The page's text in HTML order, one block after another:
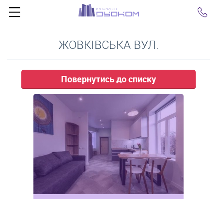
ЖОВКІВСЬКА ВУЛ.
Повернутись до списку